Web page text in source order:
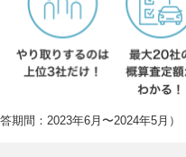
間：2023年6月〜2024年5月）